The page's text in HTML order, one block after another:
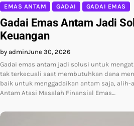
EMAS ANTAM GADAI GADAI EMAS
Gadai Emas Antam Jadi
Keuangan
by adminJune 30, 2026
Gadai emas antam jadi solusi untuk
tak terkecuali saat membutuhkan dana
baik untuk menggadaikan antam saja, alih-
Antam Atasi Masalah Finansial Emas…